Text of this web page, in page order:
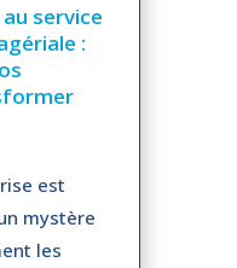
service
:
est
mystère
les